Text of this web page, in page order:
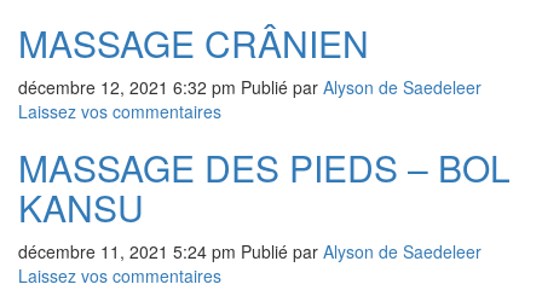
MASSAGE CRÂNIEN
décembre 12, 2021 6:32 pm Publié par Alyson de Saedeleer
Laissez vos commentaires
MASSAGE DES PIEDS – BOL
KANSU
décembre 11, 2021 5:24 pm Publié par Alyson de Saedeleer
Laissez vos commentaires